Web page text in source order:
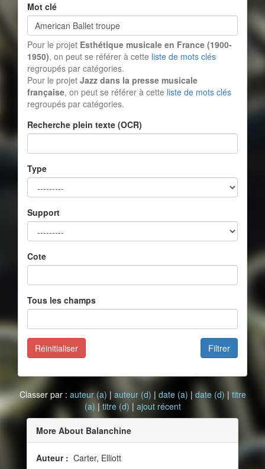
Mot clé
Pour le projet Esthétique musicale en France (1900-
1950), on peut se référer à cette liste de mots clés
regroupés par catégories.
Pour le projet Jazz dans la presse musicale
française, on peut se référer à cette liste de mots clés
regroupés par catégories.
Recherche plein texte (OCR)
Type
Support
Cote
Tous les champs
Filtrer
Réinitialiser
Classer par : auteur (a) | auteur (d) | date (a) | date (d) | titre
(a) | titre (d) | ajout récent
More About Balanchine
Auteur : Carter, Elliott